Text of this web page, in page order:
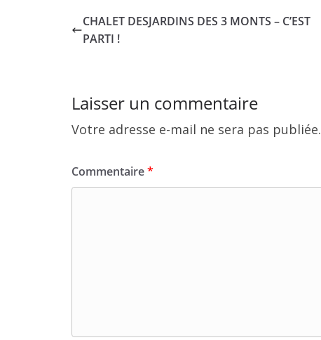
CHALET DESJARDINS DES 3 MONTS – C’EST
PARTI !
Laisser un commentaire
Votre adresse e-mail ne sera pas publiée.
Commentaire*